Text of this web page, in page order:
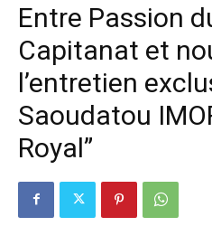
Entre Passion
Capitanat et
l’entretien
Saoudatou
Royal”